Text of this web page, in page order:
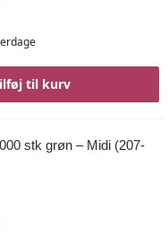
til kurv
stk grøn – Midi (207-